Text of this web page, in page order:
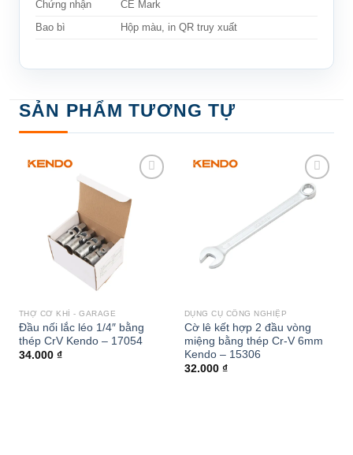
Chứng nhận CE Mark
Bao bì Hộp màu, in QR truy xuất
SẢN PHẨM TƯƠNG TỰ
wishlist
THỢ CƠ KHÍ - GARAGE
Đầu nối lắc léo 1/4″ bằng
thép CrV Kendo – 17054
34.000 ₫
Add to
wishlist
DỤNG CỤ CÔNG NGHIỆP
Cờ lê kết hợp 2 đầu vòng
miệng bằng thép Cr-V 6mm
Kendo – 15306
32.000 ₫